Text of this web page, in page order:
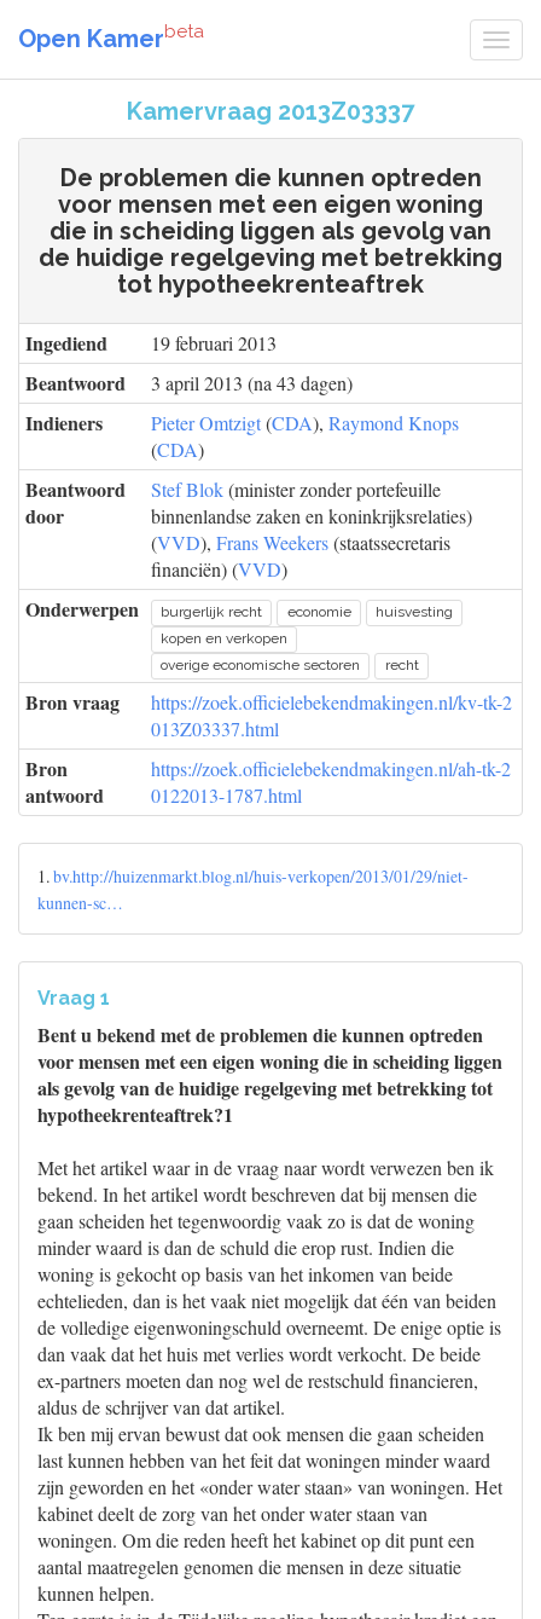
Open Kamerbeta
Kamervraag 2013Z03337
De problemen die kunnen optreden
voor mensen met een eigen woning
die in scheiding liggen als gevolg van
de huidige regelgeving met betrekking
tot hypotheekrenteaftrek
Ingediend 19 februari 2013
Beantwoord 3 april 2013 (na 43 dagen)
Indieners Pieter Omtzigt(CDA), Raymond Knops
(CDA)
Beantwoord
door
Stef Blok(minister zonder portefeuille
binnenlandse zaken en koninkrijksrelaties)
(VVD), Frans Weekers(staatssecretaris
financiën) (VVD)
Onderwerpen burgerlijk recht economie
huisvesting
kopen en verkopen
overige economische sectoren
recht
Bron vraag
https://zoek.officielebekendmakingen.nl/kv-tk-2
013Z03337.html
Bron
antwoord
https://zoek.officielebekendmakingen.nl/ah-tk-2
0122013-1787.html
1.bv.http://huizenmarkt.blog.nl/huis-verkopen/2013/01/29/niet-
kunnen-sc…
Vraag 1
Bent u bekend met de problemen die kunnen optreden
voor mensen met een eigen woning die in scheiding liggen
als gevolg van de huidige regelgeving met betrekking tot
hypotheekrenteaftrek?1
Met het artikel waar in de vraag naar wordt verwezen ben ik
bekend. In het artikel wordt beschreven dat bij mensen die
gaan scheiden het tegenwoordig vaak zo is dat de woning
minder waard is dan de schuld die erop rust. Indien die
woning is gekocht op basis van het inkomen van beide
echtelieden, dan is het vaak niet mogelijk dat één van beiden
de volledige eigenwoningschuld overneemt. De enige optie is
dan vaak dat het huis met verlies wordt verkocht. De beide
ex-partners moeten dan nog wel de restschuld financieren,
aldus de schrijver van dat artikel.
Ik ben mij ervan bewust dat ook mensen die gaan scheiden
last kunnen hebben van het feit dat woningen minder waard
zijn geworden en het «onder water staan» van woningen. Het
kabinet deelt de zorg van het onder water staan van
woningen. Om die reden heeft het kabinet op dit punt een
aantal maatregelen genomen die mensen in deze situatie
kunnen helpen.